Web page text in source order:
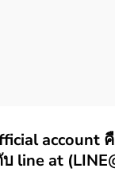
account
line at